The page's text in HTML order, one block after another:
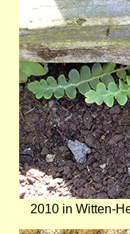
2010 in Witten-